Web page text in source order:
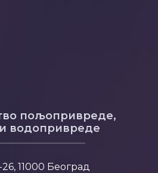
пољопривреде,
водопривреде
11000 Београд